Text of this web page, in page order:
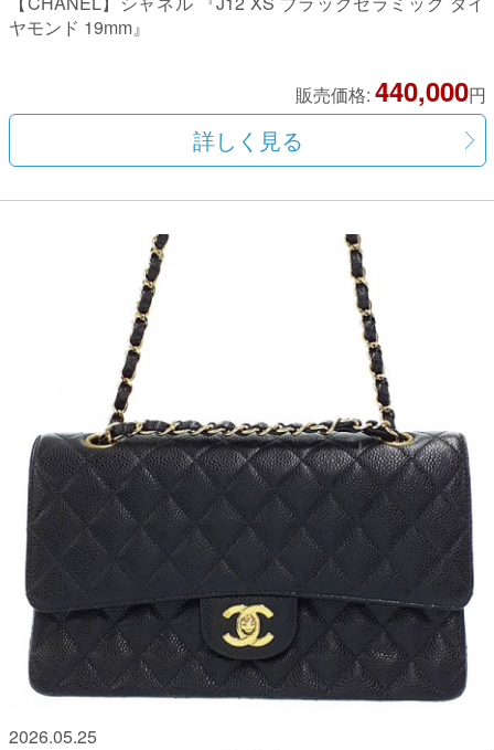
ヤモンド 19mm』
販売価格: 440,000円
詳しく見る
2026.05.25